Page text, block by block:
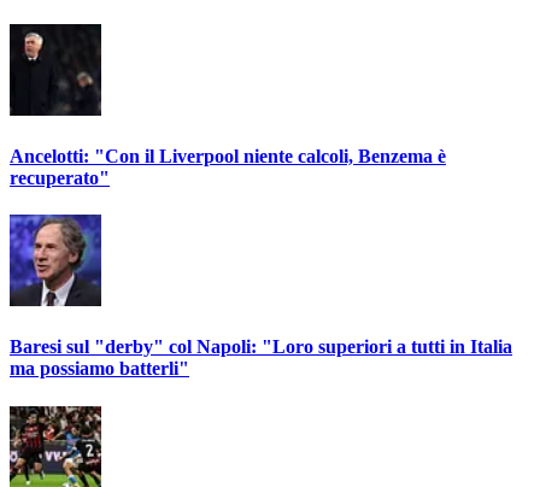
Ancelotti: "Con il Liverpool niente calcoli, Benzema è
recuperato"
Baresi sul "derby" col Napoli: "Loro superiori a tutti in Italia
ma possiamo batterli"